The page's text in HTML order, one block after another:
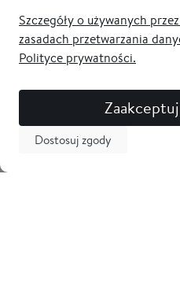
Newsletter
Szczegóły o używanych
zasadach przetwarzania
Polityce prywatności.
Dostosuj zgody